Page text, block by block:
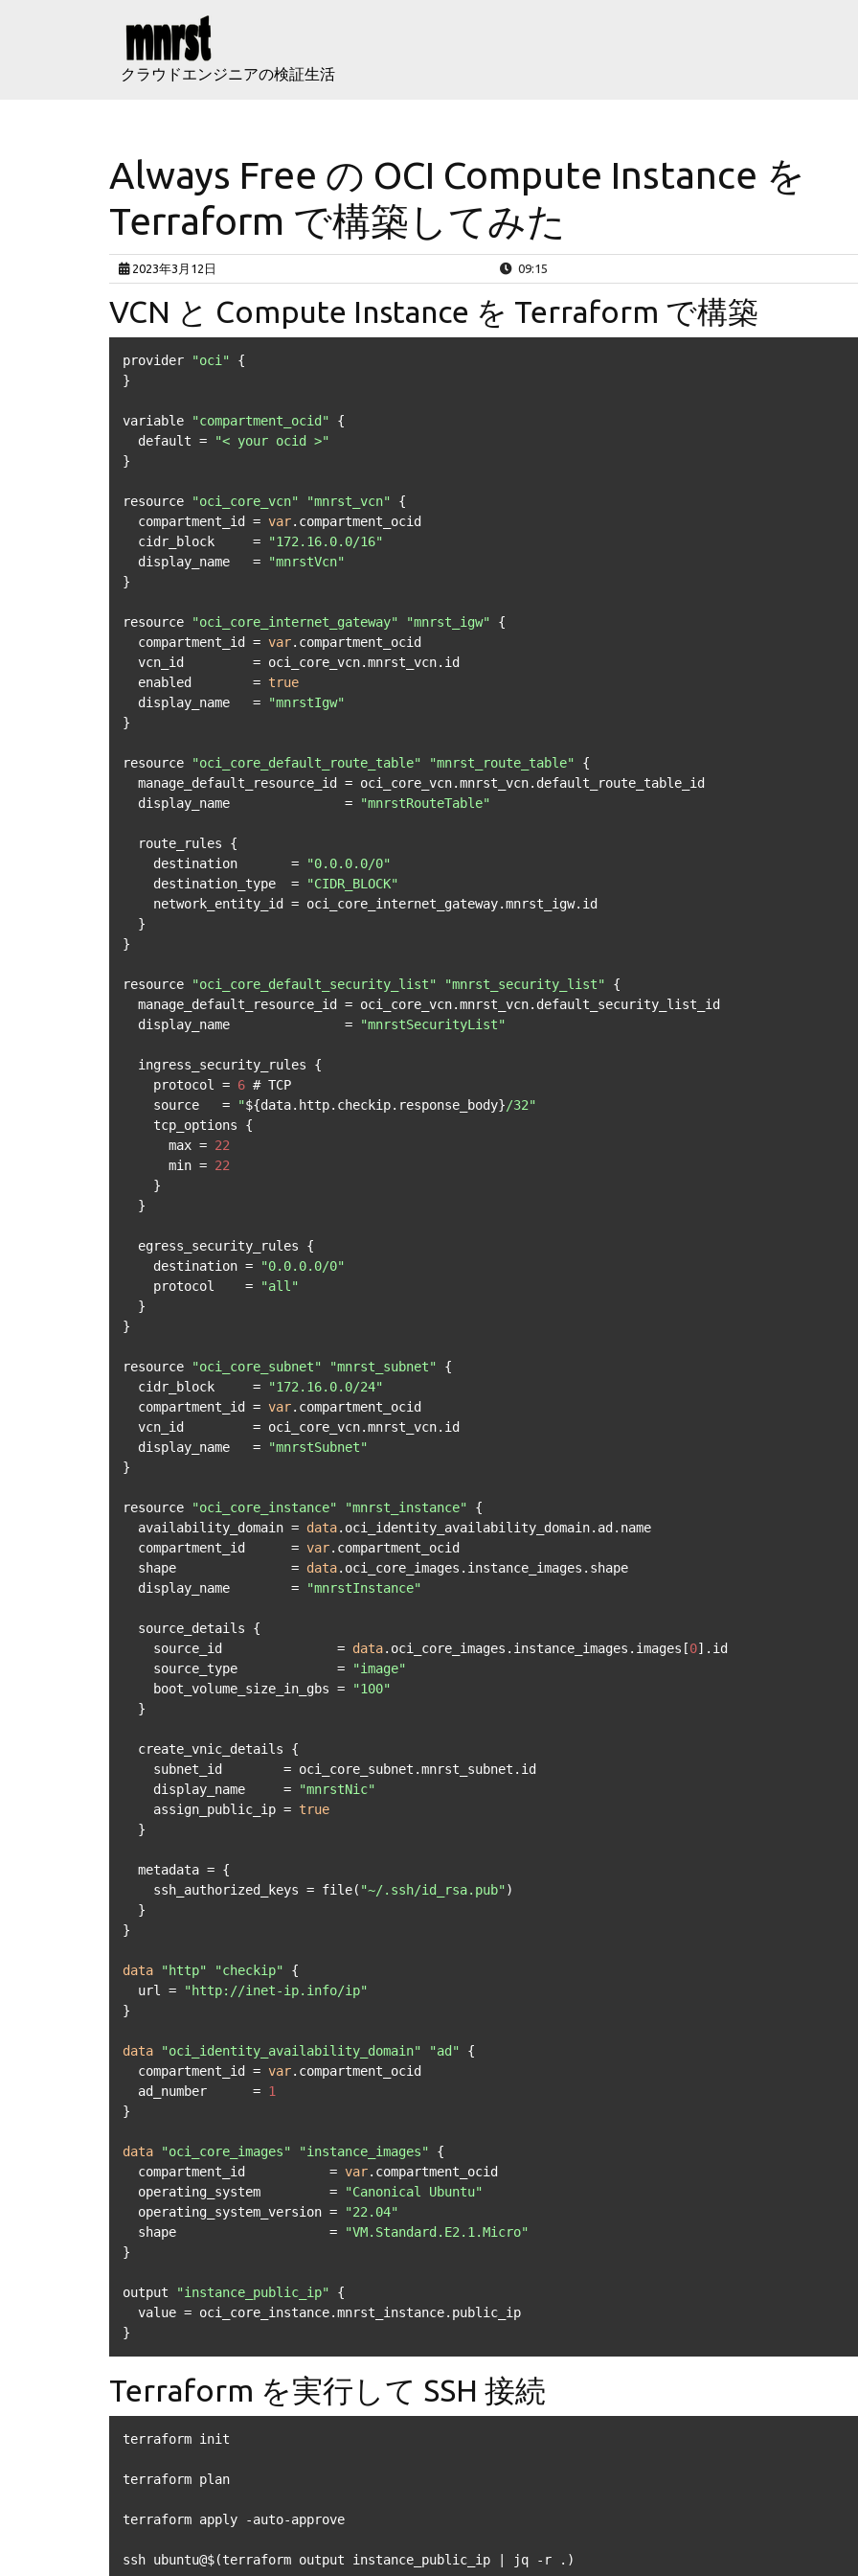
クラウドエンジニアの検証生活
Always Free の OCI Compute Instance を
Terraform で構築してみた
2023年3月12日 09:15
VCN と Compute Instance を Terraform で構築
provider "oci" {
}
variable "compartment_ocid" {
  default =
"< your ocid >"
}
resource "oci_core_vcn" "mnrst_vcn" {
  compartment_id =
var.compartment_ocid
  cidr_block     =
"172.16.0.0/16"
  display_name   =
"mnrstVcn"
}
resource "oci_core_internet_gateway" "mnrst_igw" {
  compartment_id =
var.compartment_ocid
  enabled        =
true
  display_name   =
"mnrstIgw"
}
resource "oci_core_default_route_table" "mnrst_route_table" {
  display_name               =
"mnrstRouteTable"
    destination       =
"0.0.0.0/0"
    destination_type  =
"CIDR_BLOCK"
}
resource "oci_core_default_security_list" "mnrst_security_list" {
  display_name               =
"mnrstSecurityList"
    protocol =
6 # TCP
    source   =
"${data.http.checkip.response_body}/32"
      max =
22
      min =
22
    destination =
"0.0.0.0/0"
    protocol    =
"all"
}
resource "oci_core_subnet" "mnrst_subnet" {
  cidr_block     =
"172.16.0.0/24"
  compartment_id =
var.compartment_ocid
  display_name   =
"mnrstSubnet"
}
resource "oci_core_instance" "mnrst_instance" {
  availability_domain =
data.oci_identity_availability_domain.ad.name
  compartment_id      =
var.compartment_ocid
  shape               =
data.oci_core_images.instance_images.shape
  display_name        =
"mnrstInstance"
    source_id               =
data.oci_core_images.instance_images.images[0].id
    source_type             =
"image"
    boot_volume_size_in_gbs =
"100"
    display_name     =
"mnrstNic"
    assign_public_ip =
true
    ssh_authorized_keys = file(
"~/.ssh/id_rsa.pub")
}
data "http" "checkip" {
  url =
"http://inet-ip.info/ip"
}
data "oci_identity_availability_domain" "ad" {
  compartment_id =
var.compartment_ocid
  ad_number      =
1
}
data "oci_core_images" "instance_images" {
  compartment_id           =
var.compartment_ocid
  operating_system         =
"Canonical Ubuntu"
  operating_system_version =
"22.04"
  shape                    =
"VM.Standard.E2.1.Micro"
}
output "instance_public_ip" {
}
Terraform を実行して SSH 接続
terraform init
terraform plan
terraform apply -auto-approve
ssh ubuntu@$(terraform output instance_public_ip | jq -r .)